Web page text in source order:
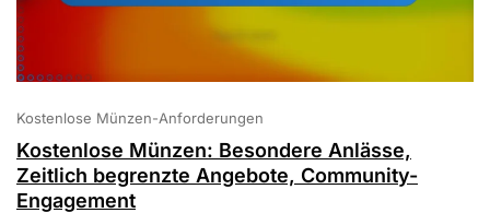
Kostenlose Münzen-Anforderungen
Kostenlose Münzen: Besondere Anlässe,
Zeitlich begrenzte Angebote, Community-
Engagement